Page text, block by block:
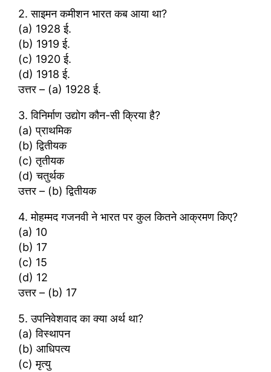
2. साइमन कमीशन भारत कब आया था?
(a) 1928 ई.
(b) 1919 ई.
(c) 1920 ई.
(d) 1918 ई.
उत्तर – (a) 1928 ई.
3. विनिर्माण उद्योग कौन-सी क्रिया है?
(a) प्राथमिक
(b) द्वितीयक
(c) तृतीयक
(d) चतुर्थक
उत्तर – (b) द्वितीयक
4. मोहम्मद गजनवी ने भारत पर कुल कितने आक्रमण किए?
(a) 10
(b) 17
(c) 15
(d) 12
उत्तर – (b) 17
5. उपनिवेशवाद का क्या अर्थ था?
(a) विस्थापन
(b) आधिपत्य
(c) मृत्यु